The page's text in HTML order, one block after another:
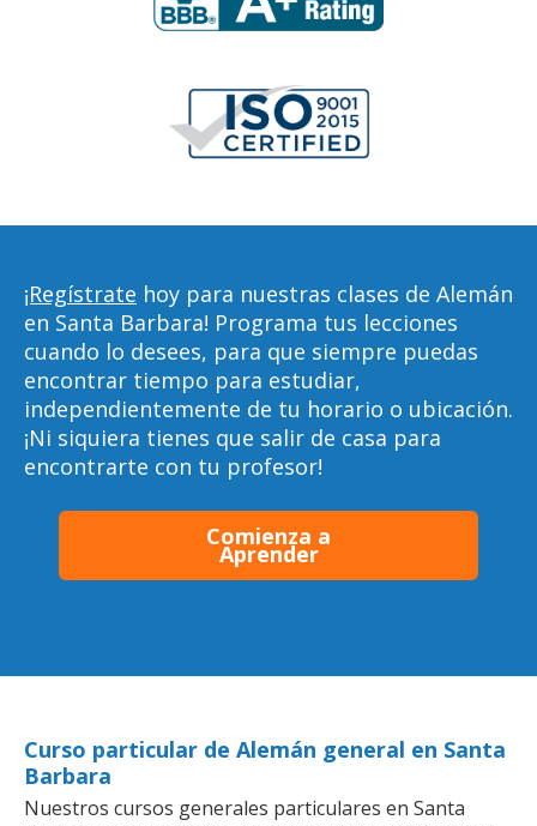
¡Regístrate hoy para nuestras clases de Alemán
en Santa Barbara! Programa tus lecciones
cuando lo desees, para que siempre puedas
encontrar tiempo para estudiar,
independientemente de tu horario o ubicación.
¡Ni siquiera tienes que salir de casa para
encontrarte con tu profesor!
Comienza a
Aprender
Curso particular de Alemán general en Santa
Barbara
Nuestros cursos generales particulares en Santa